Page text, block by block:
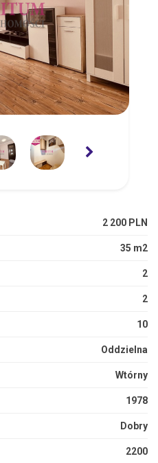
2 200 PLN
35 m2
2
2
10
Oddzielna
Wtórny
1978
Dobry
2200